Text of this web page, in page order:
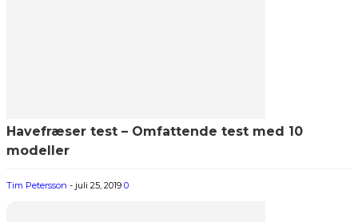
Havefræser test – Omfattende test med 10
modeller
Tim Petersson - juli 25, 2019 0